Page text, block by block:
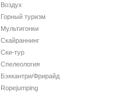
Воздух
Горный туризм
Мультигонки
Скайраннинг
Ски-тур
Спелеология
Бэккантри/Фрирайд
Ropejumping